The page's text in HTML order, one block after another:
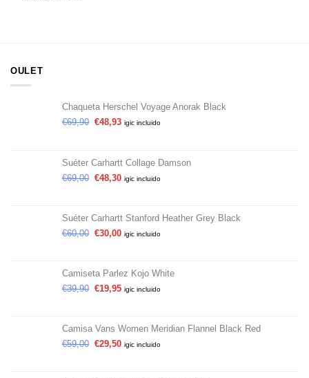
OULET
Chaqueta Herschel Voyage Anorak Black
€69,90 €48,93 igic incluido
Suéter Carhartt Collage Damson
€69,00 €48,30 igic incluido
Suéter Carhartt Stanford Heather Grey Black
€60,00 €30,00 igic incluido
Camiseta Parlez Kojo White
€39,90 €19,95 igic incluido
Camisa Vans Women Meridian Flannel Black Red
€59,00 €29,50 igic incluido